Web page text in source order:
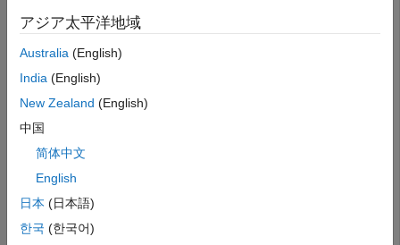
アジア太平洋地域
Australia (English)
India (English)
New Zealand (English)
中国
简体中文
English
日本 (日本語)
한국 (한국어)